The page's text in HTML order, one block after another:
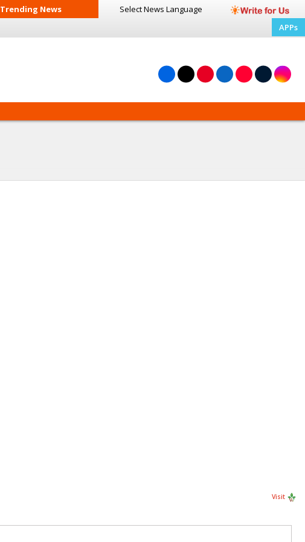
Trending News Select News Language
APPs
Visit